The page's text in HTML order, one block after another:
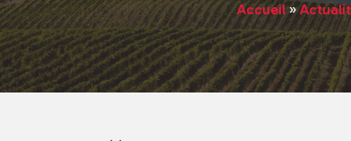
Accueil»